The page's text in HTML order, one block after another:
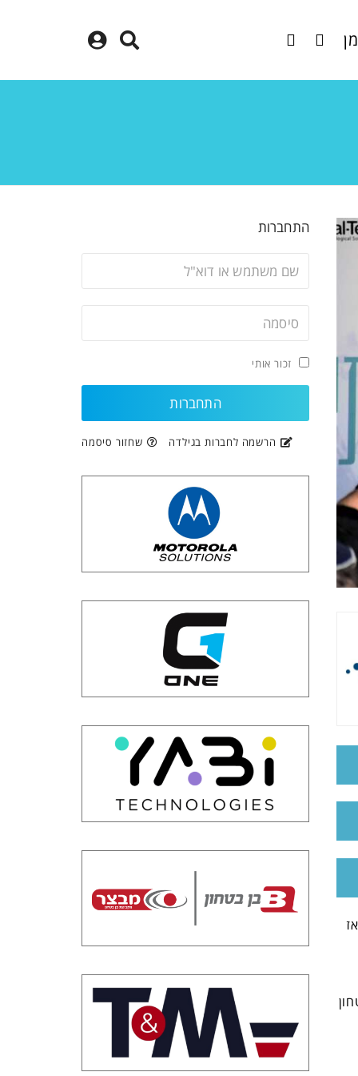
התחברות
זכור אותי
הרשמה לחברות בגילדה שחזור סיסמה